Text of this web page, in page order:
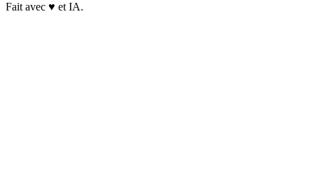
Fait avec ♥ et IA.